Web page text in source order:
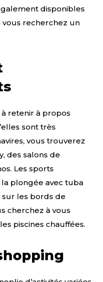
disponibles
recherchez un
retenir à propos
sont très
vous trouverez
des salons de
Les sports
plongée avec tuba
les bords de
cherchez à vous
piscines chauffées.